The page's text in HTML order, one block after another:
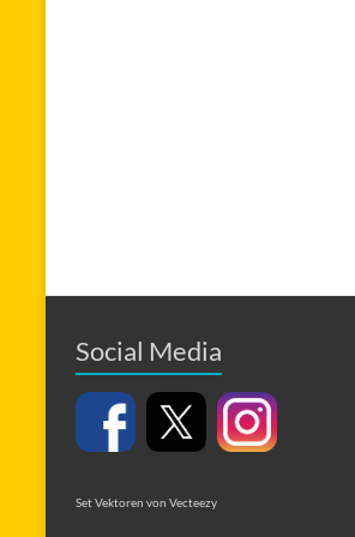
Social Media
Set Vektoren von Vecteezy